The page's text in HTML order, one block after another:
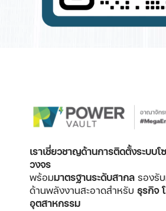
เราเชี่ยวชาญด้านการติดตั้งระบบโ
วงจร
พร้อมมาตรฐานระดับสากล รองรั
ด้านพลังงานสะอาดสำหรับ ธุรกิจ
อุตสาหกรรม